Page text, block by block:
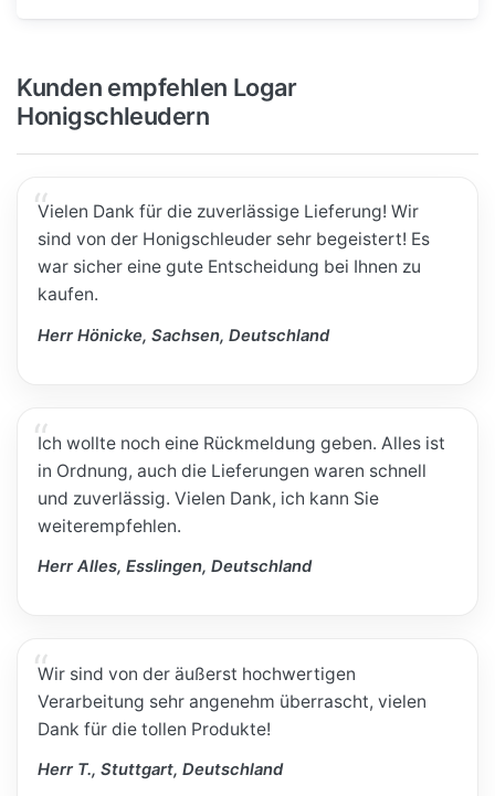
Kunden empfehlen Logar
Honigschleudern
Vielen Dank für die zuverlässige Lieferung! Wir
sind von der Honigschleuder sehr begeistert! Es
war sicher eine gute Entscheidung bei Ihnen zu
kaufen.
Herr Hönicke, Sachsen, Deutschland
Ich wollte noch eine Rückmeldung geben. Alles ist
in Ordnung, auch die Lieferungen waren schnell
und zuverlässig. Vielen Dank, ich kann Sie
weiterempfehlen.
Herr Alles, Esslingen, Deutschland
Wir sind von der äußerst hochwertigen
Verarbeitung sehr angenehm überrascht, vielen
Dank für die tollen Produkte!
Herr T., Stuttgart, Deutschland